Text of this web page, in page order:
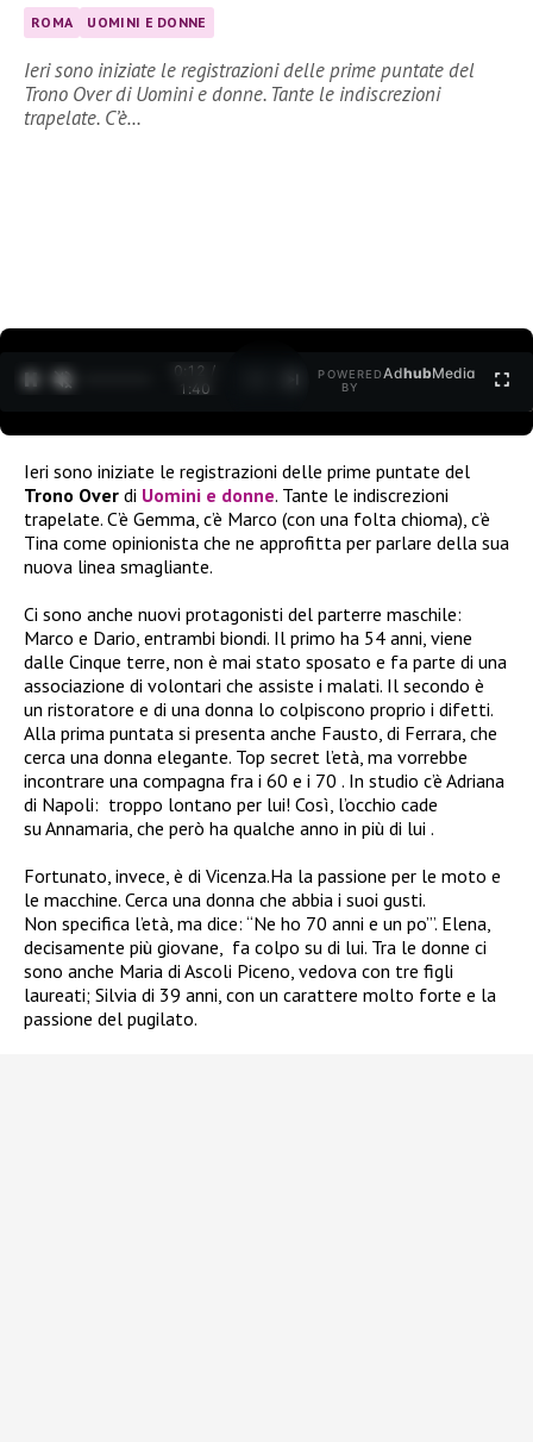
ROMA UOMINI E DONNE
Ieri sono iniziate le registrazioni delle prime puntate del
Trono Over di Uomini e donne. Tante le indiscrezioni
trapelate. C’è…
0:12 /
1:40
POWERED
BY
AdhubMedia
Ieri sono iniziate le registrazioni delle prime puntate del
Trono Over di Uomini e donne. Tante le indiscrezioni
trapelate. C’è Gemma, c’è Marco (con una folta chioma), c’è
Tina come opinionista che ne approfitta per parlare della sua
nuova linea smagliante.
Ci sono anche nuovi protagonisti del parterre maschile:
Marco e Dario, entrambi biondi. Il primo ha 54 anni, viene
dalle Cinque terre, non è mai stato sposato e fa parte di una
associazione di volontari che assiste i malati. Il secondo è
un ristoratore e di una donna lo colpiscono proprio i difetti.
Alla prima puntata si presenta anche Fausto, di Ferrara, che
cerca una donna elegante. Top secret l’età, ma vorrebbe
incontrare una compagna fra i 60 e i 70 . In studio c’è Adriana
di Napoli: troppo lontano per lui! Così, l’occhio cade
su Annamaria, che però ha qualche anno in più di lui .
Fortunato, invece, è di Vicenza.Ha la passione per le moto e
le macchine. Cerca una donna che abbia i suoi gusti.
Non specifica l’età, ma dice: “Ne ho 70 anni e un po’”. Elena,
decisamente più giovane, fa colpo su di lui. Tra le donne ci
sono anche Maria di Ascoli Piceno, vedova con tre figli
laureati; Silvia di 39 anni, con un carattere molto forte e la
passione del pugilato.